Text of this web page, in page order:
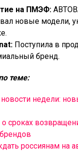
на ПМЭФ:
новые модели,
Поступила в
бренд.
теме:
недели:
о сроках
россиянам на